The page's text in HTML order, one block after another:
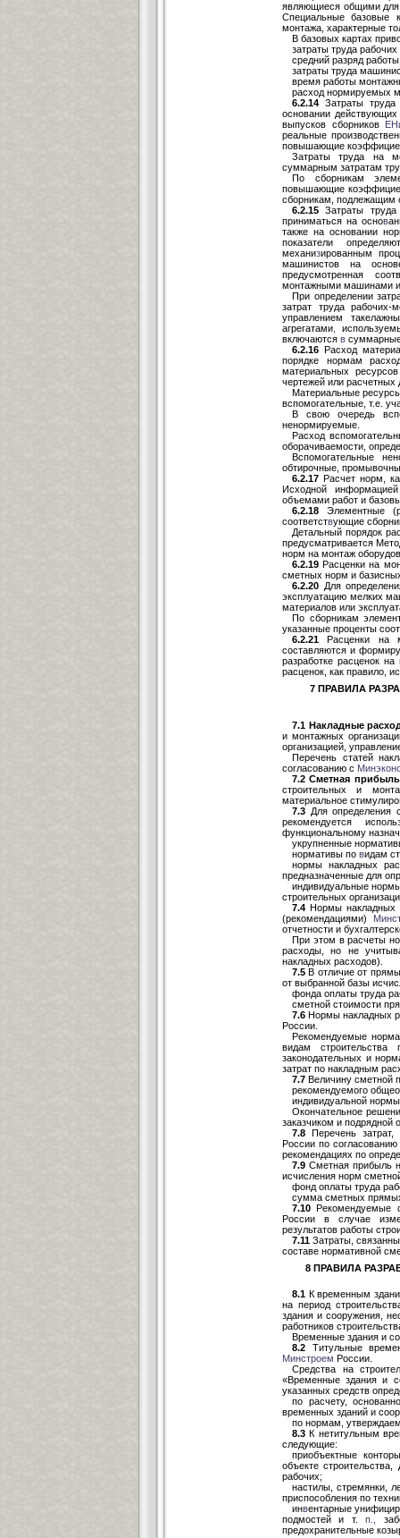
являющиеся общими
Специальные базовые
монтажа, характерные
В базовых картах
затраты труда
средний разряд
затраты труда
время работы
расход нормируемых
6.2.14 Затраты
основании
выпусков сборников
реальные
повышающие
Затраты труда на
суммарным затратам
По сборникам
повышающие
сборникам, подлежащим
6.2.15 Затраты
приниматься на основ
также на основании
показатели
механизированным
машинистов на
предусмотренная
монтажными машинами
При определении
затрат труда рабочих-
управлением
агрегатами
включаются в
6.2.16 Расход
порядке нормам
материальных
чертежей или расчетных
Материальные
вспомогательные, т.е.
В свою очередь
ненормируемые.
Расход
оборачиваемости,
Вспомогательные
обтирочные,
6.2.17 Расчет норм,
Исходной
объемами работ и
6.2.18 Элементные
соответствующие
Детальный порядок
предусматривается
норм на монтаж
6.2.19 Расценки на
сметных норм и
6.2.20 Для
эксплуатацию мелких
материалов или
По сборникам
указанные проценты
6.2.21 Расценки на
составляются и
разработке расценок
расценок, как правило,
7 ПРАВИЛА
7.1 Накладные
и монтажных
организацией,
Перечень статей
согласованию с
7.2 Сметная прибыль
строительных и
материальное стимулиро
7.3 Для определения
рекомендуется
функциональному
укрупненные
нормативы по видам
нормы накладных
предназначенные для
индивидуальные
строительных
7.4 Нормы накладных
(рекомендациями)
отчетности и
При этом в расчеты
расходы, но не
накладных расходов).
7.5 В отличие от
от выбранной базы
фонда оплаты труда
сметной стоимости
7.6 Нормы накладных
России.
Рекомендуемые
видам
законодательных и
затрат по накладным
7.7 Величину сметной
рекомендуемого
индивидуальной нормы
Окончательное
заказчиком и подрядной
7.8 Перечень
России по
рекомендациях по
7.9 Сметная прибыль
исчисления норм
фонд оплаты труда
сумма сметных
7.10 Рекомендуемые
России в случае
результатов работы
7.11 Затраты,
составе нормативной
8 ПРАВИЛА
8.1 К временным
на период
здания и сооружения,
работников
Временные здания и
8.2 Титульные
Минстроем России.
Средства на
«Временные здания и
указанных средств
по расчету,
временных зданий и
по нормам,
8.3 К нетитульным
следующие:
приобъектные
объекте
рабочих;
настилы, стремянки,
приспособления по
инвентарные
подмостей и т.п.,
предохранительные